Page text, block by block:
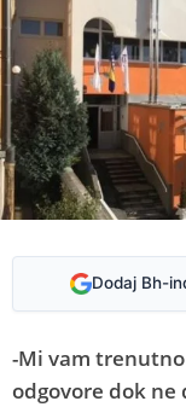
Dodaj Bh-
-Mi vam
odgovore dok